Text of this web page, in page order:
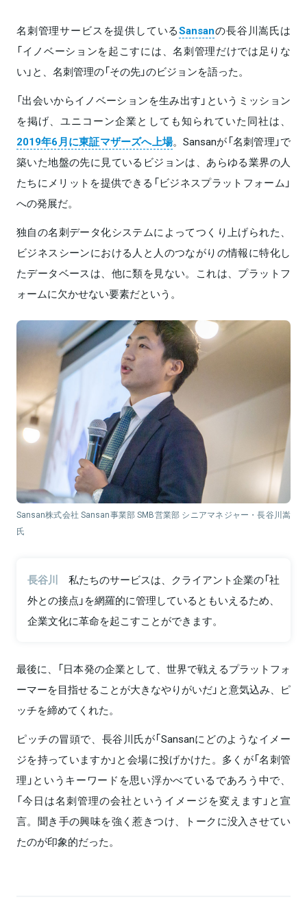
名刺管理サービスを提供しているSansanの長谷川嵩氏は
「イノベーションを起こすには、名刺管理だけでは足りな
い」と、名刺管理の「その先」のビジョンを語った。
「出会いからイノベーションを生み出す」というミッション
を掲げ、ユニコーン企業としても知られていた同社は、
2019年6月に東証マザーズへ上場。Sansanが「名刺管理」で
築いた地盤の先に見ているビジョンは、あらゆる業界の人
たちにメリットを提供できる「ビジネスプラットフォーム」
への発展だ。
独自の名刺データ化システムによってつくり上げられた、
ビジネスシーンにおける人と人のつながりの情報に特化し
たデータベースは、他に類を見ない。これは、プラットフ
ォームに欠かせない要素だという。
Sansan株式会社 Sansan事業部 SMB営業部 シニアマネジャー・長谷川嵩
氏
長谷川
私たちのサービスは、クライアント企業の「社
外との接点」を網羅的に管理しているともいえるため、
企業文化に革命を起こすことができます。
最後に、「日本発の企業として、世界で戦えるプラットフォ
ーマーを目指せることが大きなやりがいだ」と意気込み、ピ
ッチを締めてくれた。
ピッチの冒頭で、長谷川氏が「Sansanにどのようなイメー
ジを持っていますか」と会場に投げかけた。多くが「名刺管
理」というキーワードを思い浮かべているであろう中で、
「今日は名刺管理の会社というイメージを変えます」と宣
言。聞き手の興味を強く惹きつけ、トークに没入させてい
たのが印象的だった。